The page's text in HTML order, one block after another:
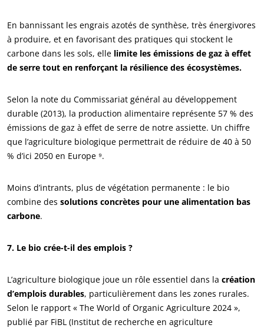
Innover avec notre écosystème
En bannissant les engrais azotés de synthèse, très énergivores
à produire, et en favorisant des pratiques qui stockent le
carbone dans les sols, elle limite les émissions de gaz à effet
de serre tout en renforçant la résilience des écosystèmes.
Selon la note du Commissariat général au développement
durable (2013), la production alimentaire représente 57 % des
émissions de gaz à effet de serre de notre assiette. Un chiffre
que l’agriculture biologique permettrait de réduire de 40 à 50
% d’ici 2050 en Europe ⁹.
Moins d’intrants, plus de végétation permanente : le bio
combine des solutions concrètes pour une alimentation bas
carbone.
7. Le bio crée-t-il des emplois ?
L’agriculture biologique joue un rôle essentiel dans la création
d’emplois durables, particulièrement dans les zones rurales.
Selon le rapport « The World of Organic Agriculture 2024 »,
publié par FiBL (Institut de recherche en agriculture